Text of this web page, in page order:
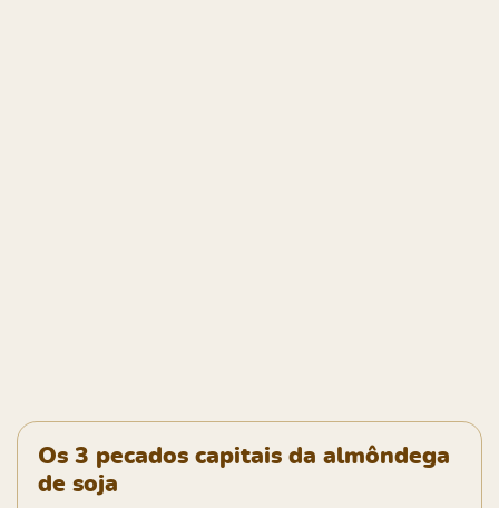
Os 3 pecados capitais da almôndega
de soja